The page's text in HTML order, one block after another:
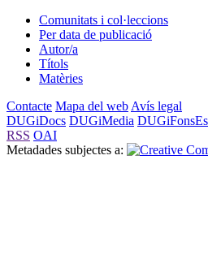
Comunitats i col·leccions
Per data de publicació
Autor/a
Títols
Matèries
Contacte Mapa del web Avís legal
DUGiDocs DUGiMedia
RSS OAI
Metadades subjectes a: